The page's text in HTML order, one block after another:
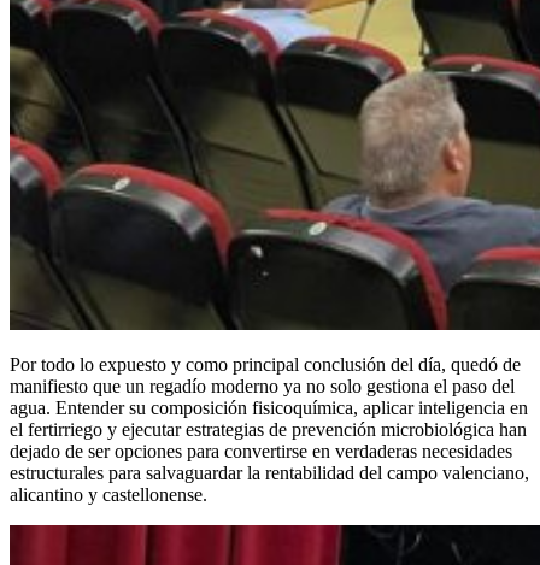
Por todo lo expuesto y como principal conclusión del día, quedó de
manifiesto que un regadío moderno ya no solo gestiona el paso del
agua. Entender su composición fisicoquímica, aplicar inteligencia en
el fertirriego y ejecutar estrategias de prevención microbiológica han
dejado de ser opciones para convertirse en verdaderas necesidades
estructurales para salvaguardar la rentabilidad del campo valenciano,
alicantino y castellonense.